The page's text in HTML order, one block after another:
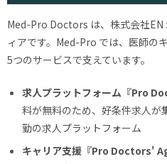
Med-Pro Doctors は、株式会社EN
ィアです。Med-Pro では、医師の
5つのサービスで支えています。
求人プラットフォーム『Pro
料が無料のため、好条件求人が
勤の求人プラットフォーム
キャリア支援『Pro Doctors'